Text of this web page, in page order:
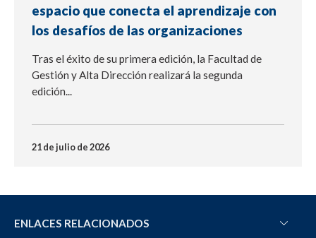
espacio que conecta el aprendizaje con
los desafíos de las organizaciones
Tras el éxito de su primera edición, la Facultad de
Gestión y Alta Dirección realizará la segunda
edición...
21 de julio de 2026
ENLACES RELACIONADOS